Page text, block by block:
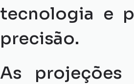
tecnologia e
precisão.
As projeções